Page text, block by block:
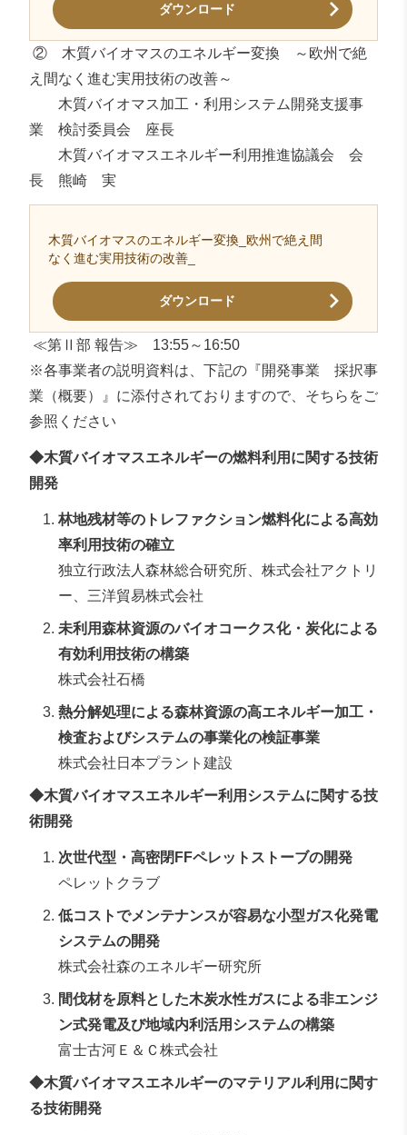
ダウンロード
② 木質バイオマスのエネルギー変換 ～欧州で絶
え間なく進む実用技術の改善～
木質バイオマス加工・利用システム開発支援事
業 検討委員会 座長
木質バイオマスエネルギー利用推進協議会 会
長 熊崎 実
木質バイオマスのエネルギー変換_欧州で絶え間
なく進む実用技術の改善_
ダウンロード
≪第Ⅱ部 報告≫ 13:55～16:50
※各事業者の説明資料は、下記の『開発事業 採択事
業（概要）』に添付されておりますので、そちらをご
参照ください
◆木質バイオマスエネルギーの燃料利用に関する技術
開発
林地残材等のトレファクション燃料化による高効
率利用技術の確立
独立行政法人森林総合研究所、株式会社アクトリ
ー、三洋貿易株式会社
未利用森林資源のバイオコークス化・炭化による
有効利用技術の構築
株式会社石橋
熱分解処理による森林資源の高エネルギー加工・
検査およびシステムの事業化の検証事業
株式会社日本プラント建設
◆木質バイオマスエネルギー利用システムに関する技
術開発
次世代型・高密閉FFペレットストーブの開発
ペレットクラブ
低コストでメンテナンスが容易な小型ガス化発電
システムの開発
株式会社森のエネルギー研究所
間伐材を原料とした木炭水性ガスによる非エンジ
ン式発電及び地域内利活用システムの構築
富士古河Ｅ＆Ｃ株式会社
◆木質バイオマスエネルギーのマテリアル利用に関す
る技術開発